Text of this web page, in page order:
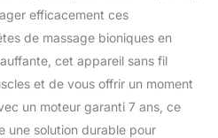
efficacement ces
de massage bioniques en
cet appareil sans fil
et de vous offrir un moment
un moteur garanti 7 ans, ce
une solution durable pour